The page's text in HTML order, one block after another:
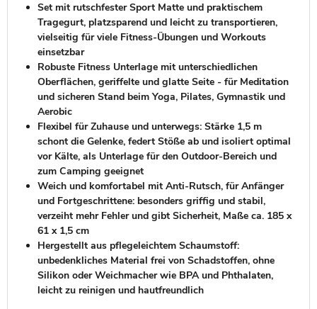
Set mit rutschfester Sport Matte und praktischem
Tragegurt, platzsparend und leicht zu transportieren,
vielseitig für viele Fitness-Übungen und Workouts
einsetzbar
Robuste Fitness Unterlage mit unterschiedlichen
Oberflächen, geriffelte und glatte Seite - für Meditation
und sicheren Stand beim Yoga, Pilates, Gymnastik und
Aerobic
Flexibel für Zuhause und unterwegs: Stärke 1,5 m
schont die Gelenke, federt Stöße ab und isoliert optimal
vor Kälte, als Unterlage für den Outdoor-Bereich und
zum Camping geeignet
Weich und komfortabel mit Anti-Rutsch, für Anfänger
und Fortgeschrittene: besonders griffig und stabil,
verzeiht mehr Fehler und gibt Sicherheit, Maße ca. 185 x
61 x 1,5 cm
Hergestellt aus pflegeleichtem Schaumstoff:
unbedenkliches Material frei von Schadstoffen, ohne
Silikon oder Weichmacher wie BPA und Phthalaten,
leicht zu reinigen und hautfreundlich